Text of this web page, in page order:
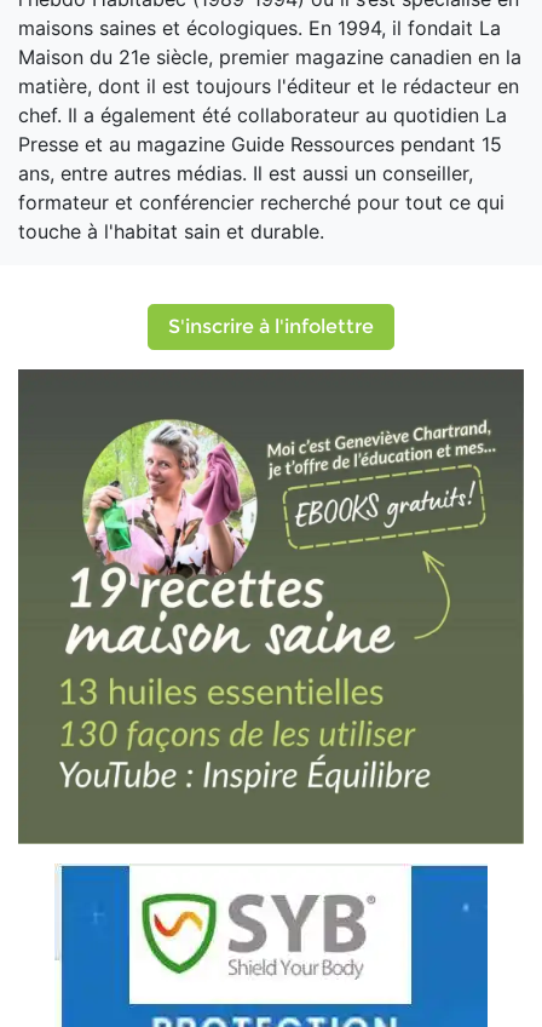
maisons saines et écologiques. En 1994, il fondait La
Maison du 21e siècle, premier magazine canadien en la
matière, dont il est toujours l'éditeur et le rédacteur en
chef. Il a également été collaborateur au quotidien La
Presse et au magazine Guide Ressources pendant 15
ans, entre autres médias. Il est aussi un conseiller,
formateur et conférencier recherché pour tout ce qui
touche à l'habitat sain et durable.
S'inscrire à l'infolettre